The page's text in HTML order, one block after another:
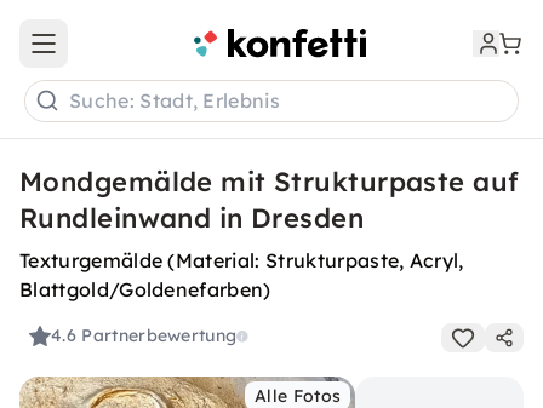
Open main menu
Suche: Stadt, Erlebnis
Mondgemälde mit Strukturpaste auf
Rundleinwand in Dresden
Texturgemälde (Material: Strukturpaste, Acryl,
Blattgold/Goldenefarben)
4.6 Partnerbewertung
Alle Fotos